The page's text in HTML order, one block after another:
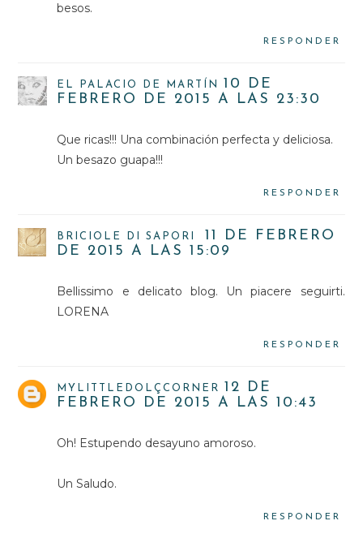
besos.
RESPONDER
EL PALACIO DE MARTÍN
10 DE
FEBRERO DE 2015 A LAS 23:30
Que ricas!!! Una combinación perfecta y deliciosa.
Un besazo guapa!!!
RESPONDER
BRICIOLE DI SAPORI
11 DE FEBRERO
DE 2015 A LAS 15:09
Bellissimo e delicato blog. Un piacere seguirti.
LORENA
RESPONDER
MYLITTLEDOLÇCORNER
12 DE
FEBRERO DE 2015 A LAS 10:43
Oh! Estupendo desayuno amoroso.
Un Saludo.
RESPONDER